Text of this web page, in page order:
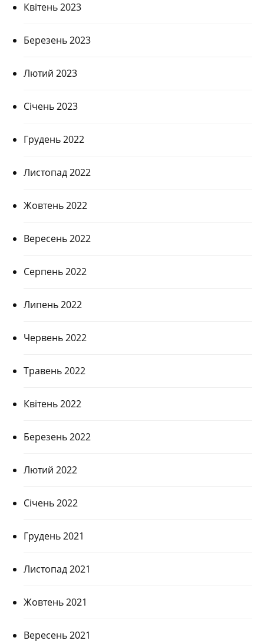
Квітень 2023
Березень 2023
Лютий 2023
Січень 2023
Грудень 2022
Листопад 2022
Жовтень 2022
Вересень 2022
Серпень 2022
Липень 2022
Червень 2022
Травень 2022
Квітень 2022
Березень 2022
Лютий 2022
Січень 2022
Грудень 2021
Листопад 2021
Жовтень 2021
Вересень 2021